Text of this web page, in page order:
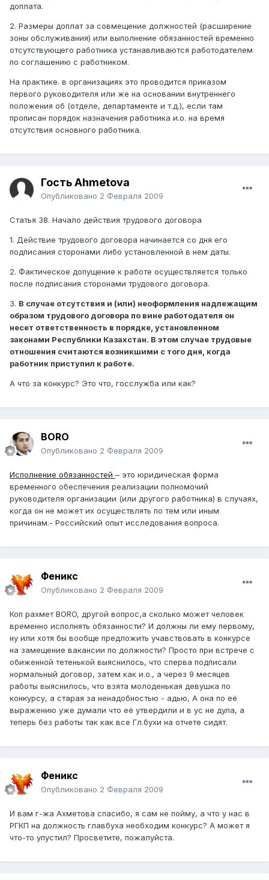
доплата.
2. Размеры доплат за совмещение должностей (расширение
зоны обслуживания) или выполнение обязанностей временно
отсутствующего работника устанавливаются работодателем
по соглашению с работником.
На практике. в организациях это проводится приказом
первого руководителя или же на основании внутреннего
положения об (отделе, департаменте и т.д.), если там
прописан порядок назначения работника и.о. на время
отсутствия основного работника.
Гость Ahmetova
Опубликовано 2 Февраля 2009
Статья 38. Начало действия трудового договора
1. Действие трудового договора начинается со дня его
подписания сторонами либо установленной в нем даты.
2. Фактическое допущение к работе осуществляется только
после подписания сторонами трудового договора.
3. В случае отсутствия и (или) неоформления надлежащим
образом трудового договора по вине работодателя он
несет ответственность в порядке, установленном
законами Республики Казахстан. В этом случае трудовые
отношения считаются возникшими с того дня, когда
работник приступил к работе.
А что за конкурс? Это что, госслужба или как?
BORO
Опубликовано 2 Февраля 2009
Исполнение обязанностей – это юридическая форма
временного обеспечения реализации полномочий
руководителя организации (или другого работника) в случаях,
когда он не может их осуществлять по тем или иным
причинам.- Российский опыт исследования вопроса.
Феникс
Опубликовано 2 Февраля 2009
Коп рахмет BORO, другой вопрос,а сколько может человек
временно исполнять обязанности? И должны ли ему первому,
ну или хотя бы вообще предложить учавствовать в конкурсе
на замещение вакансии по должности? Просто при встрече с
обиженной тетенькой выяснилось, что сперва подписали
нормальный договор, затем как и.о., а через 9 месяцев
работы выяснилось, что взята молоденькая девушка по
конкурсу, а старая за ненадобностью - адью, А она по её
выражению уже думали что её утвердили и в ус не дула, а
теперь без работы так как все Гл.бухи на отчете сидят.
Феникс
Опубликовано 2 Февраля 2009
И вам г-жа Ахметова спасибо, я сам не пойму, а что у нас в
РГКП на должность главбуха необходим конкурс? А может я
что-то упустил? Просветите, пожалуйста.